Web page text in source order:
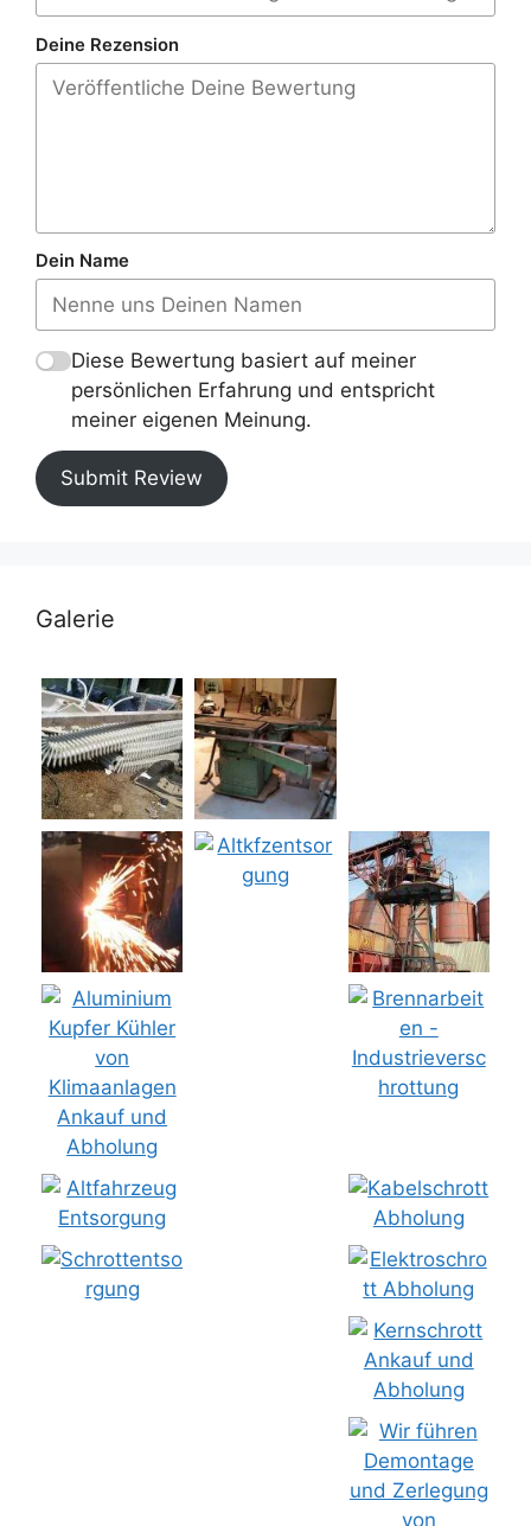
Deine Rezension
Dein Name
Diese Bewertung basiert auf meiner
persönlichen Erfahrung und entspricht
meiner eigenen Meinung.
Submit Review
Galerie